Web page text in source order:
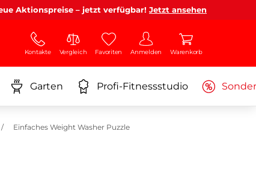
Aktionspreise – jetzt verfügbar! Jetzt ansehen
Kontakte Vergleich Favoriten Anmelden Warenkorb
Garten Profi-Fitnessstudio
Einfaches Weight Washer Puzzle